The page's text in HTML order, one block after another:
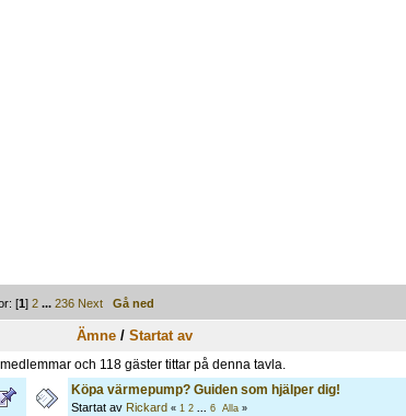
[1]2 ...236 Next Gå ned
Ämne /Startat av
och 118 gäster tittar på denna tavla.
Köpa värmepump? Guiden som hjälper dig!
Startat av Rickard « 1 2 ... 6 Alla »